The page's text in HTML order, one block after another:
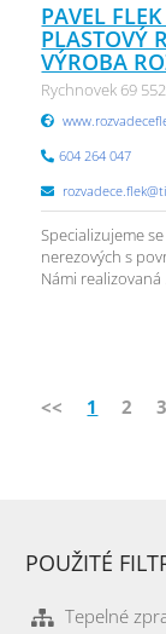
PAVEL
PLASTOVÝ
VÝROBA
Rychnovek 69
604 264 047
Specializujeme
nerezových s
Námi realizovaná
<< 1 2 3
POUŽITÉ
Tepelné